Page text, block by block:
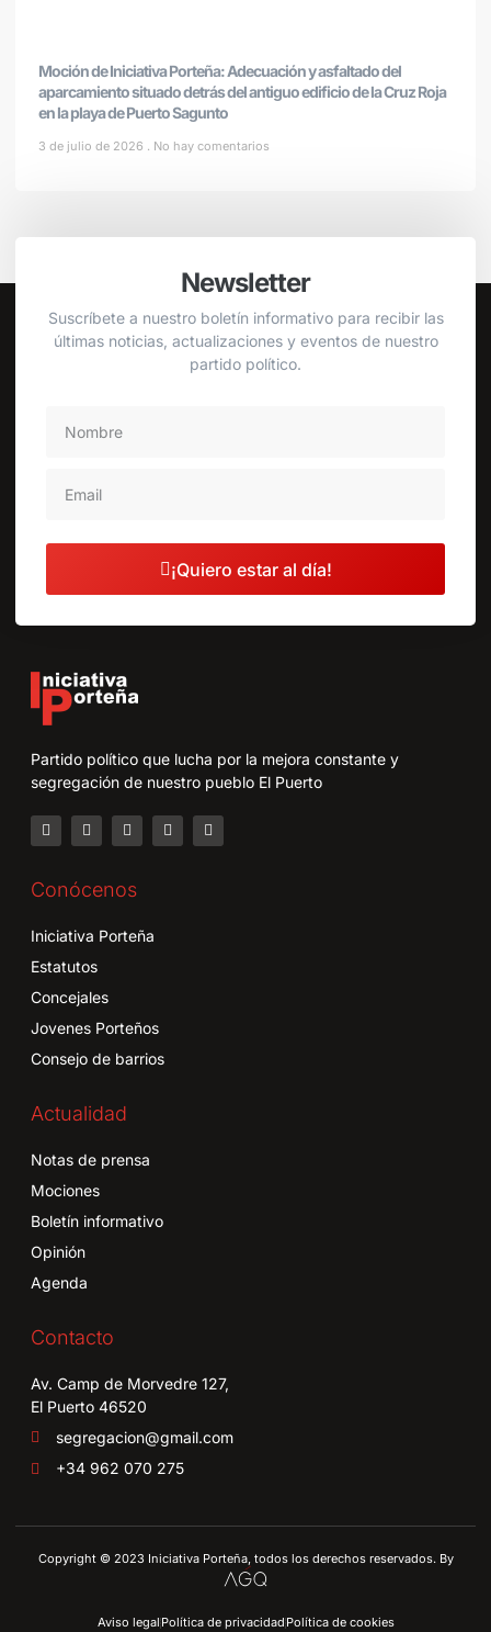
Moción de Iniciativa Porteña: Adecuación y asfaltado del
aparcamiento situado detrás del antiguo edificio de la Cruz Roja
en la playa de Puerto Sagunto
3 de julio de 2026 No hay comentarios
Newsletter
Suscríbete a nuestro boletín informativo para recibir las
últimas noticias, actualizaciones y eventos de nuestro
partido político.
¡Quiero estar al día!
Partido político que lucha por la mejora constante y
segregación de nuestro pueblo El Puerto
Conócenos
Iniciativa Porteña
Estatutos
Concejales
Jovenes Porteños
Consejo de barrios
Actualidad
Notas de prensa
Mociones
Boletín informativo
Opinión
Agenda
Contacto
Av. Camp de Morvedre 127,
El Puerto 46520
segregacion@gmail.com
+34 962 070 275
Copyright © 2023 Iniciativa Porteña, todos los derechos reservados. By
Aviso legalPolítica de privacidadPolítica de cookies